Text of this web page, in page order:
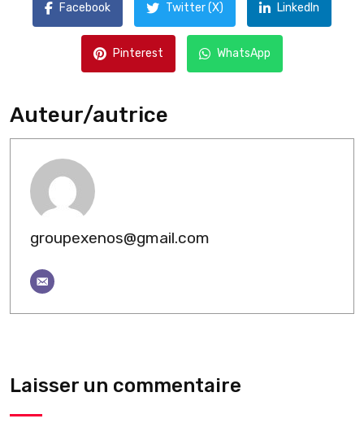
Facebook Twitter (X) LinkedIn
Pinterest WhatsApp
Auteur/autrice
groupexenos@gmail.com
Laisser un commentaire